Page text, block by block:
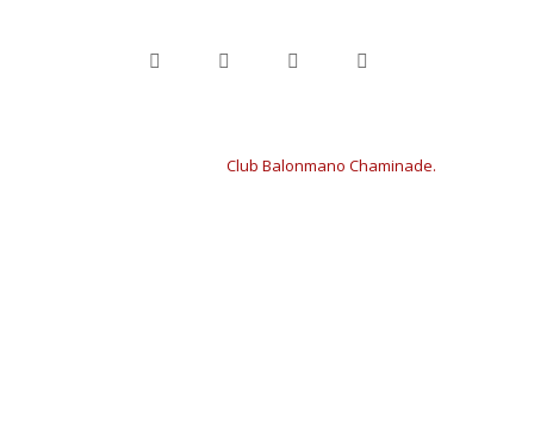
Club Balonmano Chaminade.